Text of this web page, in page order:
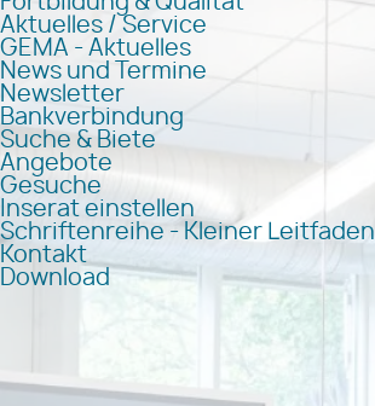
Aktuelles / Service
GEMA - Aktuelles
News und Termine
Newsletter
Bankverbindung
Suche & Biete
Angebote
Gesuche
Inserat einstellen
Schriftenreihe - Kleiner Leitfaden
Kontakt
Download